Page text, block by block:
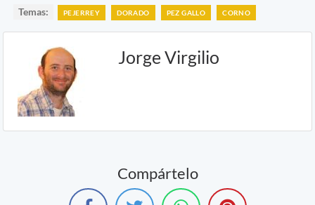
Temas: PEJERREY DORADO PEZ GALLO CORNO
Jorge Virgilio
Compártelo